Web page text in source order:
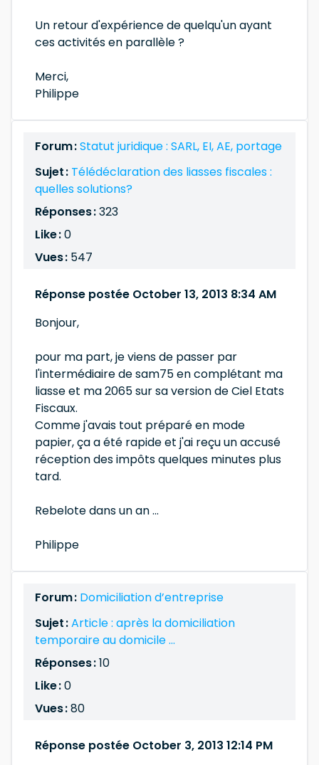
Un retour d'expérience de quelqu'un ayant
ces activités en parallèle ?
Merci,
Philippe
Forum :Statut juridique : SARL, EI, AE, portage
Sujet : Télédéclaration des liasses fiscales :
quelles solutions?
Réponses :323
Like :0
Vues : 547
Réponse postée October 13, 2013 8:34 AM
Bonjour,
pour ma part, je viens de passer par
l'intermédiaire de sam75 en complétant ma
liasse et ma 2065 sur sa version de Ciel Etats
Fiscaux.
Comme j'avais tout préparé en mode
papier, ça a été rapide et j'ai reçu un accusé
réception des impôts quelques minutes plus
tard.
Rebelote dans un an ...
Philippe
Forum : Domiciliation d’entreprise
Sujet :Article : après la domiciliation
temporaire au domicile ...
Réponses :10
Like :0
Vues :80
Réponse postée October 3, 2013 12:14 PM